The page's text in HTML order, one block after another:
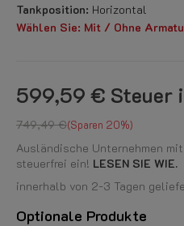
Tankposition: Horizontal
Wählen Sie: Mit / Ohne
599,59 € Steuer
749,49 € Sparen 20%
Ausländische Unternehmen
steuerfrei ein! LESEN SIE WIE.
innerhalb von 2-3 Tagen
Optionale Produkte